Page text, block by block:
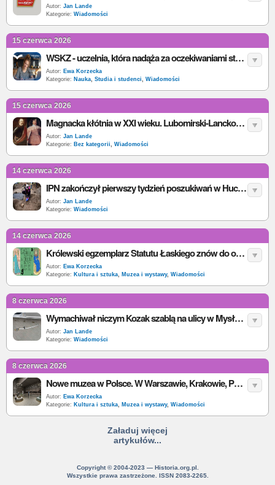
Autor: Jan Lande
Kategorie: Wiadomości
15 czerwca 2026
WSKZ - uczelnia, która nadąża za oczekiwaniami studentów
Autor: Ewa Korzecka
Kategorie: Nauka, Studia i studenci, Wiadomości
15 czerwca 2026
Magnacka kłótnia w XXI wieku. Lubomirski-Lanckoroński wypomniał Radziwiłłom zdradę w Kiejdanach
Autor: Jan Lande
Kategorie: Bez kategorii, Wiadomości
14 czerwca 2026
IPN zakończył pierwszy tydzień poszukiwań w Hucie Pieniackiej. Odkryto zbiorową mogiłę ofiar ludobójstwa
Autor: Jan Lande
Kategorie: Wiadomości
14 czerwca 2026
Królewski egzemplarz Statutu Łaskiego znów do obejrzenia. Wystawa w Archiwum Głównym Akt Dawnych
Autor: Ewa Korzecka
Kategorie: Kultura i sztuka, Muzea i wystawy, Wiadomości
8 czerwca 2026
Wymachiwał niczym Kozak szablą na ulicy w Mysłowicach
Autor: Jan Lande
Kategorie: Wiadomości
8 czerwca 2026
Nowe muzea w Polsce. W Warszawie, Krakowie, Poznaniu, Wrocławiu i Białymstoku powstają ważne wystawy historyczne
Autor: Ewa Korzecka
Kategorie: Kultura i sztuka, Muzea i wystawy, Wiadomości
Załaduj więcej
artykułów...
Copyright © 2004-2023 — Historia.org.pl.
Wszystkie prawa zastrzeżone. ISSN 2083-2265.